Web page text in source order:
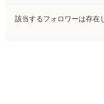
該当するフォロワーは存在